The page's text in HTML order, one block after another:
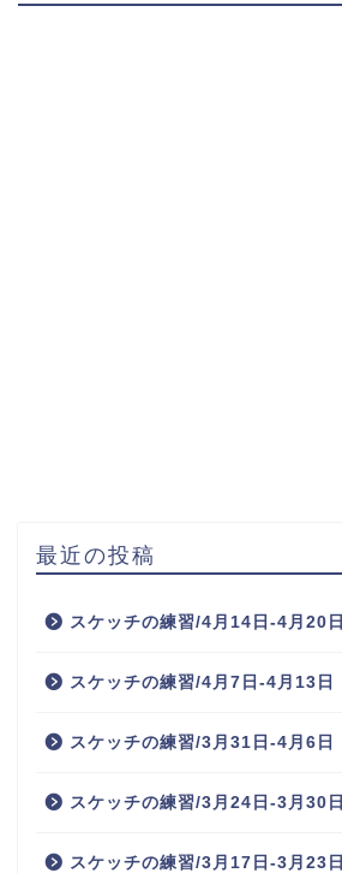
最近の投稿
スケッチの練習/4月14日-4月20日
スケッチの練習/4月7日-4月13日
スケッチの練習/3月31日-4月6日
スケッチの練習/3月24日-3月30日
スケッチの練習/3月17日-3月23日